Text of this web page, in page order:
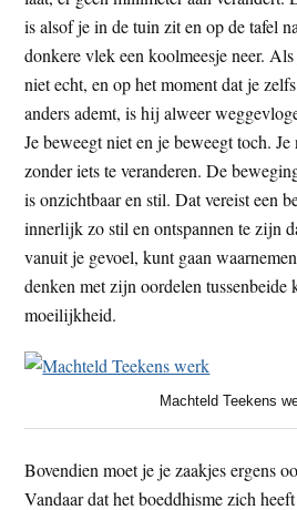
is alsof je in de tuin zit en op de tafel
donkere vlek een koolmeesje neer.
niet echt, en op het moment dat je
anders ademt, is hij alweer
Je beweegt niet en je beweegt toch. Je
zonder iets te veranderen. De
is onzichtbaar en stil. Dat vereist een
innerlijk zo stil en ontspannen te zijn
vanuit je gevoel, kunt gaan
denken met zijn oordelen tussenbeide
moeilijkheid.
Machteld Teekens
Bovendien moet je je zaakjes ergens
Vandaar dat het boeddhisme zich